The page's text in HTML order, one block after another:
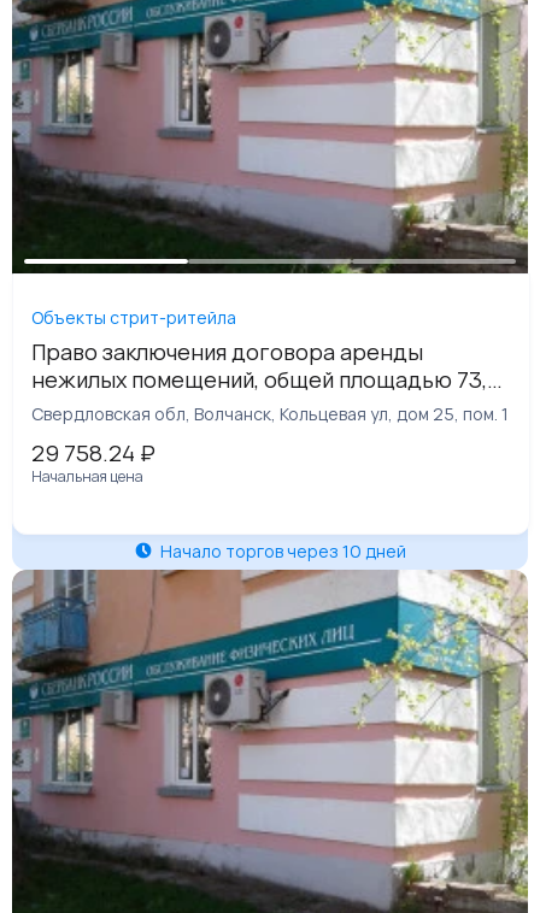
Объекты стрит-ритейла
Право заключения договора аренды
нежилых помещений, общей площадью 73,3
кв. м, расположенное по адресу:
дом 25, пом. 1
Свердловская обл, Волчанск, Кольцевая ул, дом 25, пом. 1
29 758.24 ₽
Начальная цена
Начало торгов через 10 дней